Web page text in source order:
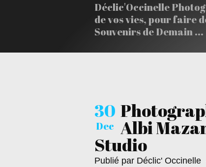
Déclic'Occinelle
de vos vies, pour faire
Souvenirs de Demain ...
30
Dec Albi
Studio
Publié par Déclic' Occinelle